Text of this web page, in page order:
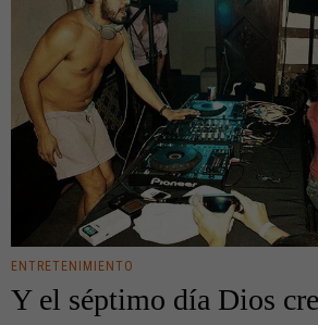
ENTRETENIMIENTO
Y el séptimo día Dios